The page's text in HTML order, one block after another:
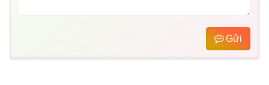
Gửi